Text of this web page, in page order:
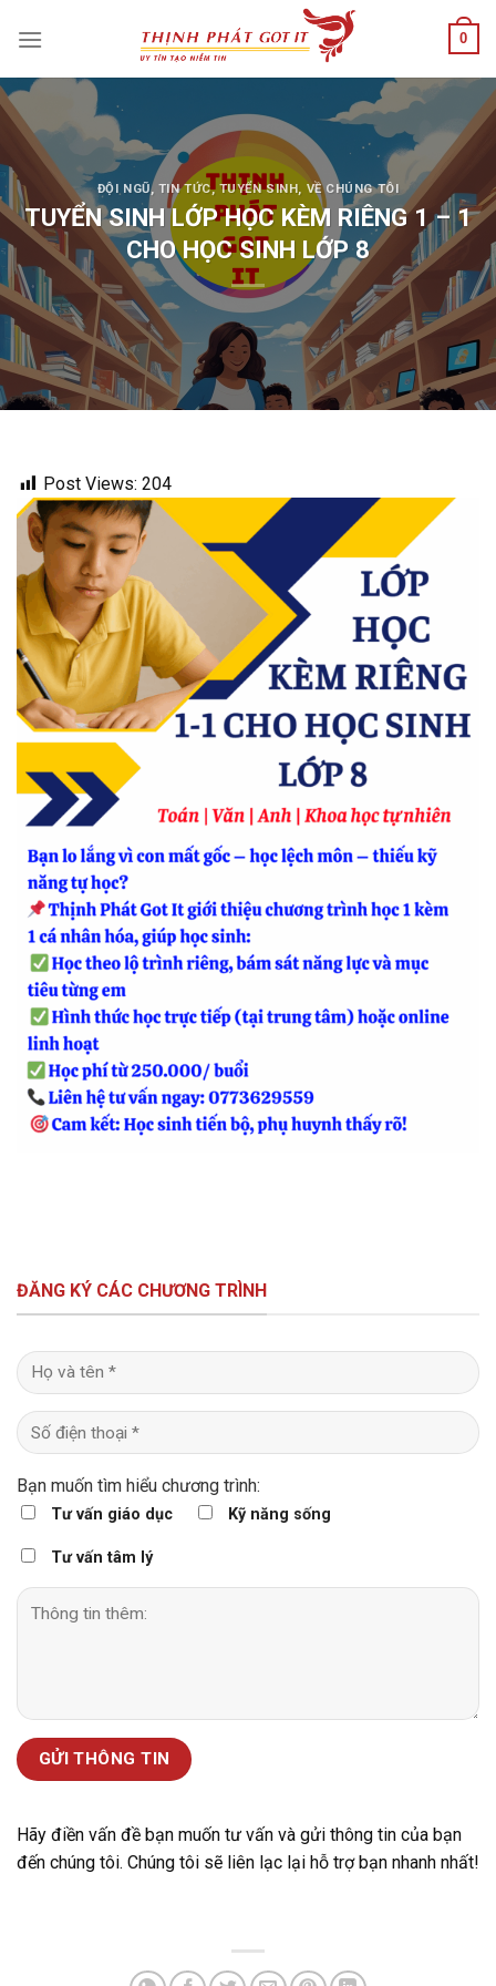
0
ĐỘI NGŨ, TIN TỨC, TUYỂN SINH , VỀ CHÚNG TÔI
TUYỂN SINH LỚP HỌC KÈM RIÊNG 1 – 1
CHO HỌC SINH LỚP 8
Post Views: 204
ĐĂNG KÝ CÁC CHƯƠNG TRÌNH
Bạn muốn tìm hiểu chương trình:
Tư vấn giáo dục Kỹ năng sống
Tư vấn tâm lý
Hãy điền vấn đề bạn muốn tư vấn và gửi thông tin của bạn
đến chúng tôi. Chúng tôi sẽ liên lạc lại hỗ trợ bạn nhanh nhất!